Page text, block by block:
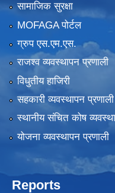
सामाजिक सुरक्षा
MOFAGA पोर्टल
ग्रुप एस.एम.एस.
राजश्व व्यवस्थापन प्रणाली
विधुतीय हाजिरी
सहकारी व्यवस्थापन
स्थानीय संचित कोष
योजना व्यवस्थापन प्रणाली
Reports